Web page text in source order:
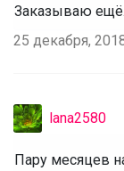
Заказываю ещё.
25 декабря,
lana2580
Пару месяцев